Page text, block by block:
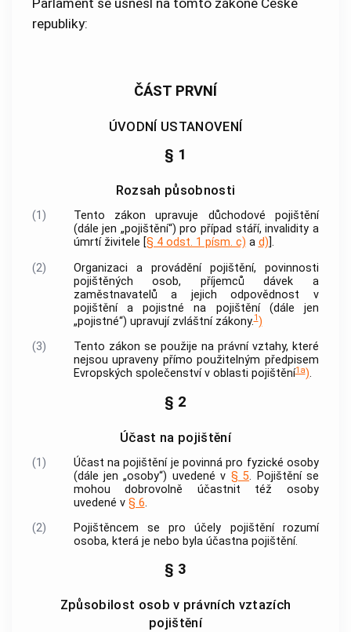
republiky:
ČÁST PRVNÍ
ÚVODNÍ USTANOVENÍ
§ 1
Rozsah působnosti
(1)
Tento zákon upravuje důchodové pojištění
(dále jen „pojištění“) pro případ stáří, invalidity a
úmrtí živitele [§ 4 odst. 1 písm. c) a d)].
(2)
Organizaci a provádění pojištění, povinnosti
pojištěných osob, příjemců dávek a
zaměstnavatelů a jejich odpovědnost v
pojištění a pojistné na pojištění (dále jen
„pojistné“) upravují zvláštní zákony.1)
(3)
Tento zákon se použije na právní vztahy, které
nejsou upraveny přímo použitelným předpisem
Evropských společenství v oblasti pojištění1a).
§ 2
Účast na pojištění
(1)
Účast na pojištění je povinná pro fyzické osoby
(dále jen „osoby“) uvedené v § 5. Pojištění se
mohou dobrovolně účastnit též osoby
uvedené v § 6.
(2)
Pojištěncem se pro účely pojištění rozumí
osoba, která je nebo byla účastna pojištění.
§ 3
Způsobilost osob v právních vztazích
pojištění